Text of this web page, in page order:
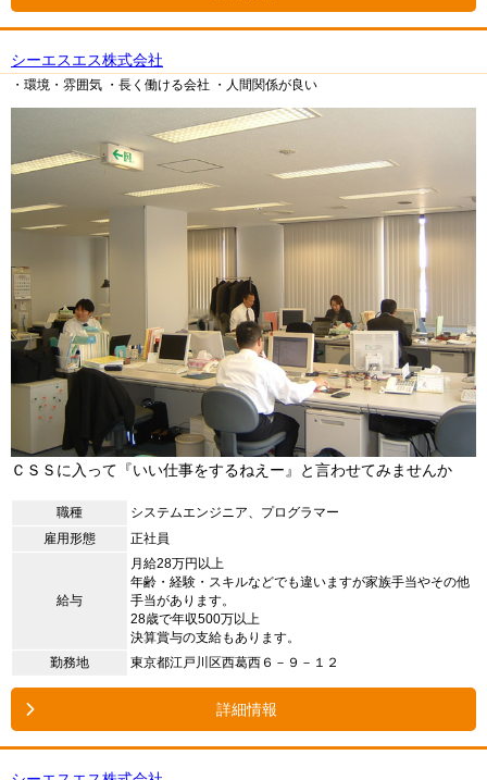
シーエスエス株式会社
・環境・雰囲気 ・長く働ける会社 ・人間関係が良い
ＣＳＳに入って『いい仕事をするねえー』と言わせてみませんか
職種
システムエンジニア、プログラマー
雇用形態
正社員
給与
月給28万円以上
年齢・経験・スキルなどでも違いますが家族手当やその他
手当があります。
28歳で年収500万以上
決算賞与の支給もあります。
勤務地
東京都江戸川区西葛西６－９－１２
詳細情報